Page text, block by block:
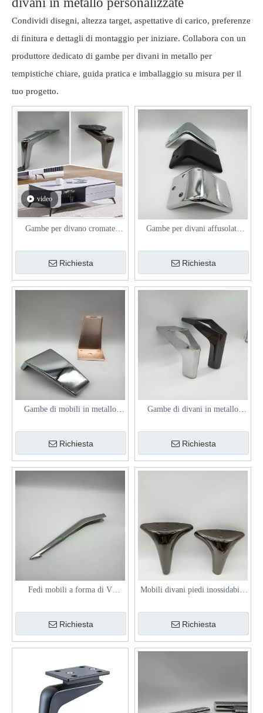
Condividi disegni, altezza target, aspettative di carico, preferenze
di finitura e dettagli di montaggio per iniziare. Collabora con un
produttore dedicato di gambe per divani in metallo per
tempistiche chiare, guida pratica e imballaggio su misura per il
tuo progetto.
video
Gambe per divano cromate
Richiesta
Gambe per divani affusolate
Richiesta
Gambe di mobili in metallo
Richiesta
Gambe di divani in metallo
Richiesta
Fedi mobili a forma di V
Richiesta
Mobili divani piedi inossidabile
accessori per tubo
Richiesta